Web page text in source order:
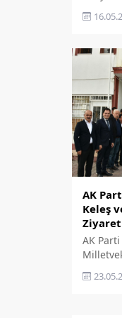
AK
Keleş
AK Parti
hem
günü